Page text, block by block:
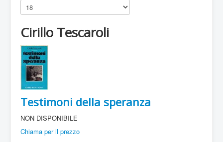
Cirillo Tescaroli
Testimoni della speranza
NON DISPONIBILE
Chiama per il prezzo